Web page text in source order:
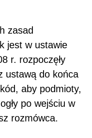
zasad
jest w ustawie
r. rozpoczęły
ustawą do końca
aby podmioty,
po wejściu w
rozmówca.